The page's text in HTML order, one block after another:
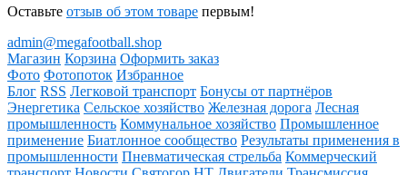
Оставьте отзыв об этом товаре первым!
admin@megafootball.shop
Магазин Корзина Оформить заказ
Фото Фотопоток Избранное
Блог RSS Легковой транспорт Бонусы от партнёров
Энергетика Сельское хозяйство Железная дорога Лесная
промышленность Коммунальное хозяйство Промышленное
применение Биатлонное сообщество Результаты применения в
промышленности Пневматическая стрельба Коммерческий